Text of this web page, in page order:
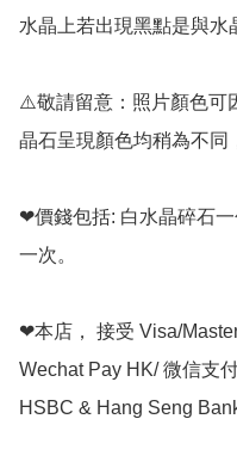
水晶上若出現黑點是與水
⚠️敬請留意：照片顏色可
晶石呈現顏色均稍為不同
❤價錢包括: 白水晶碎石
一次。
❤本店， 接受 Visa/
Wechat Pay HK/ 微信支
HSBC & Hang Seng